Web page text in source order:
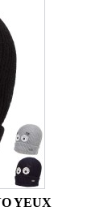
YEUX